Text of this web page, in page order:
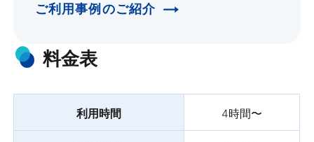
ご利用事例のご紹介
料金表
利用時間 4時間〜